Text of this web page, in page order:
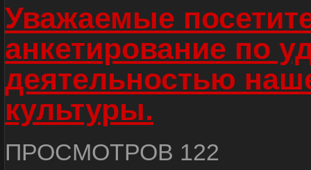
Уважаемые
анкетирование по
деятельностью
культуры.
ПРОСМОТРОВ 122